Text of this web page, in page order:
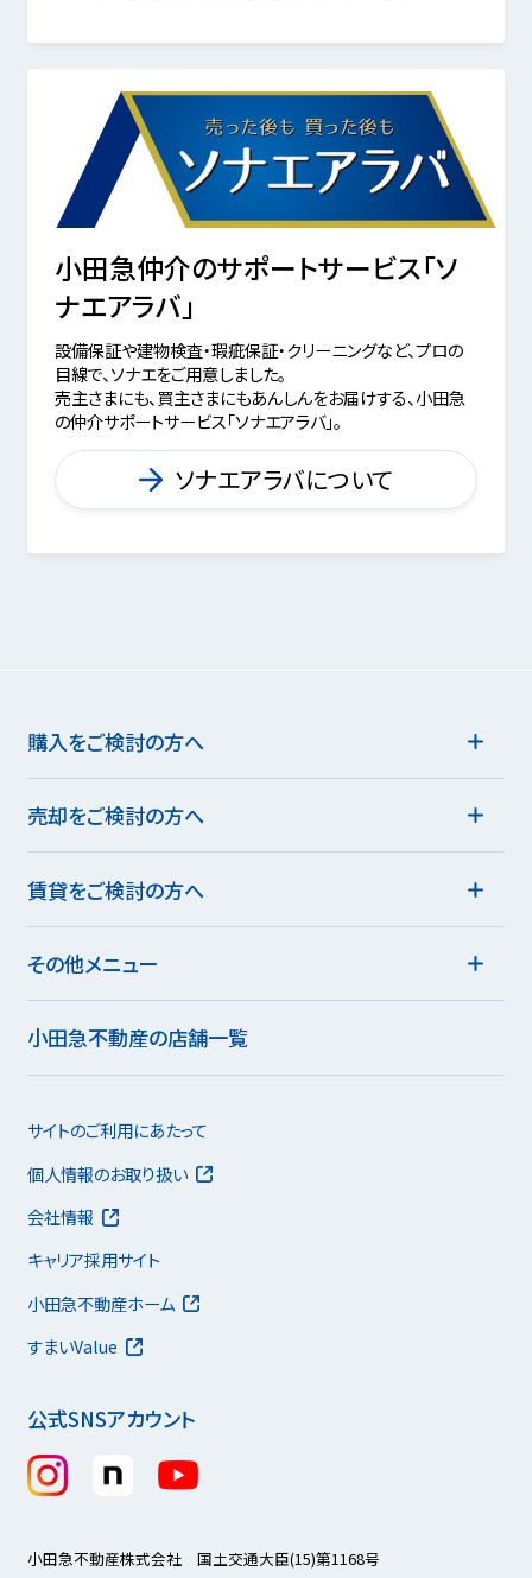
小田急仲介のサポートサービス「ソ
ナエアラバ」
設備保証や建物検査・瑕疵保証・クリーニングなど、プロの
目線で、ソナエをご用意しました。
売主さまにも、買主さまにもあんしんをお届けする、小田急
の仲介サポートサービス「ソナエアラバ」。
ソナエアラバについて
購入をご検討の方へ
売却をご検討の方へ
賃貸をご検討の方へ
その他メニュー
小田急不動産の店舗一覧
公式SNSアカウント
サイトのご利用にあたって
個人情報のお取り扱い
会社情報
キャリア採用サイト
小田急不動産ホーム
すまいValue
小田急不動産株式会社 国土交通大臣(15)第1168号